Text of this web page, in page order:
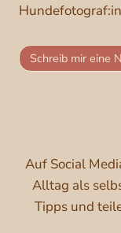
Schreib mir eine
Auf Social
Alltag als
Tipps und